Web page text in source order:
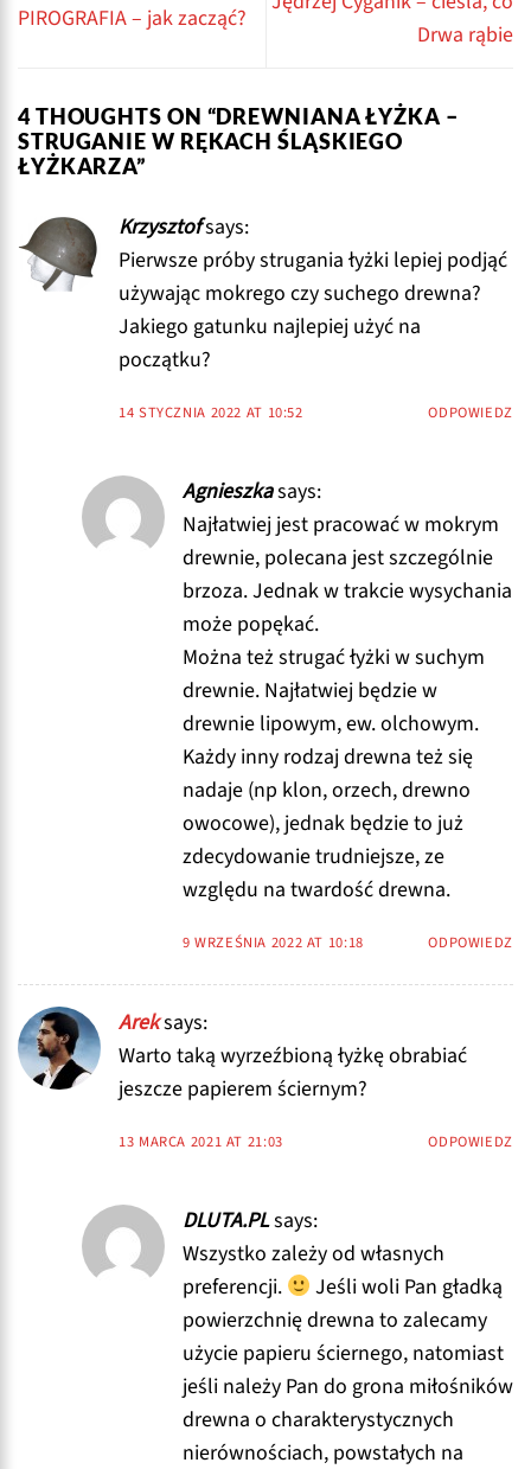
PIROGRAFIA – jak zacząć?
Drwa rąbie
4 THOUGHTS ON “DREWNIANA ŁYŻKA –
STRUGANIE W RĘKACH ŚLĄSKIEGO
ŁYŻKARZA”
Krzysztofsays:
Pierwsze próby strugania łyżki lepiej podjąć
używając mokrego czy suchego drewna?
Jakiego gatunku najlepiej użyć na
początku?
14 STYCZNIA 2022 AT 10:52 ODPOWIEDZ
Agnieszkasays:
Najłatwiej jest pracować w mokrym
drewnie, polecana jest szczególnie
brzoza. Jednak w trakcie wysychania
może popękać.
Można też strugać łyżki w suchym
drewnie. Najłatwiej będzie w
drewnie lipowym, ew. olchowym.
Każdy inny rodzaj drewna też się
nadaje (np klon, orzech, drewno
owocowe), jednak będzie to już
zdecydowanie trudniejsze, ze
względu na twardość drewna.
9 WRZEŚNIA 2022 AT 10:18 ODPOWIEDZ
Areksays:
Warto taką wyrzeźbioną łyżkę obrabiać
jeszcze papierem ściernym?
13 MARCA 2021 AT 21:03 ODPOWIEDZ
DLUTA.PLsays:
Wszystko zależy od własnych
preferencji.
Jeśli woli Pan gładką
powierzchnię drewna to zalecamy
użycie papieru ściernego, natomiast
jeśli należy Pan do grona miłośników
drewna o charakterystycznych
nierównościach, powstałych na